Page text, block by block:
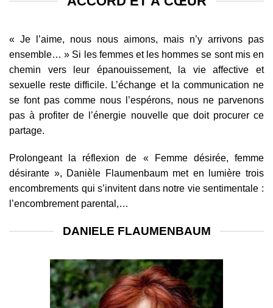
« Je l’aime, nous nous aimons, mais n’y arrivons pas
ensemble… » Si les femmes et les hommes se sont mis en
chemin vers leur épanouissement, la vie affective et
sexuelle reste difficile. L’échange et la communication ne
se font pas comme nous l’espérons, nous ne parvenons
pas à profiter de l’énergie nouvelle que doit procurer ce
partage.
Prolongeant la réflexion de « Femme désirée, femme
désirante », Danièle Flaumenbaum met en lumière trois
encombrements qui s’invitent dans notre vie sentimentale :
l’encombrement parental,…
DANIELE FLAUMENBAUM